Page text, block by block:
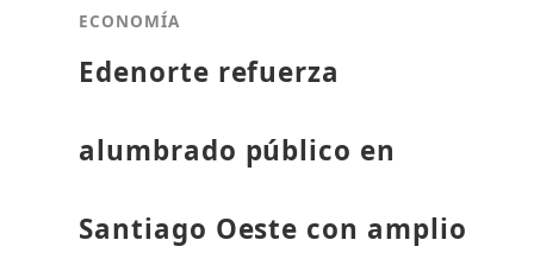
ECONOMÍA
Edenorte refuerza
alumbrado público en
Santiago Oeste con amplio